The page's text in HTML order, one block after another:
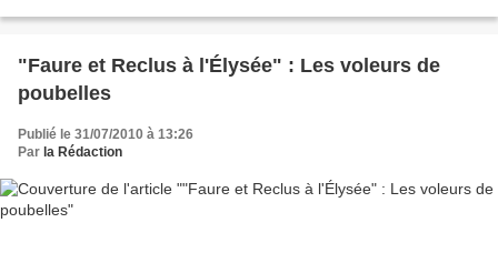
"Faure et Reclus à l'Élysée" : Les voleurs de
poubelles
Publié le 31/07/2010 à 13:26
Par la Rédaction